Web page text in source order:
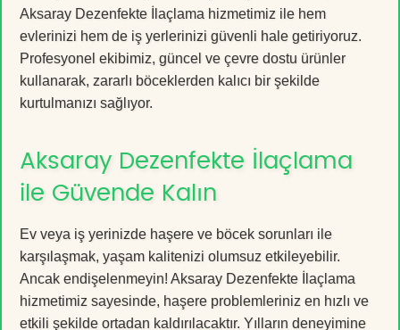
Aksaray Dezenfekte İlaçlama hizmetimiz ile hem
evlerinizi hem de iş yerlerinizi güvenli hale getiriyoruz.
Profesyonel ekibimiz, güncel ve çevre dostu ürünler
kullanarak, zararlı böceklerden kalıcı bir şekilde
kurtulmanızı sağlıyor.
Aksaray Dezenfekte İlaçlama
ile Güvende Kalın
Ev veya iş yerinizde haşere ve böcek sorunları ile
karşılaşmak, yaşam kalitenizi olumsuz etkileyebilir.
Ancak endişelenmeyin! Aksaray Dezenfekte İlaçlama
hizmetimiz sayesinde, haşere problemleriniz en hızlı ve
etkili şekilde ortadan kaldırılacaktır. Yılların deneyimine